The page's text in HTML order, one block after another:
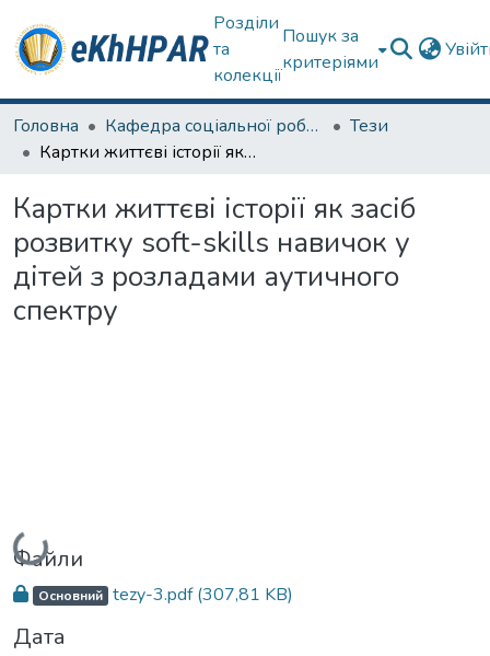
Розділи
та
колекції
Пошук за
критеріями
Головна Кафедра соціальної роботи
Тези
Картки життєві історії як засіб розвитку soft-skills навичок у дітей з розладами аутичного спектру
Картки життєві історії як засіб
розвитку soft-skills навичок у
дітей з розладами аутичного
спектру
Вантажиться...
Файли
Основний tezy-3.pdf(307,81 KB)
Дата